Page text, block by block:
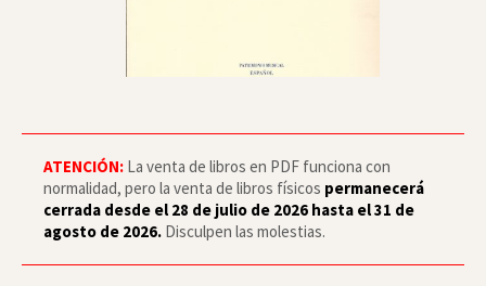
ATENCIÓN: La venta de libros en PDF funciona con
normalidad, pero la venta de libros físicos permanecerá
cerrada desde el 28 de julio de 2026 hasta el 31 de
agosto de 2026. Disculpen las molestias.